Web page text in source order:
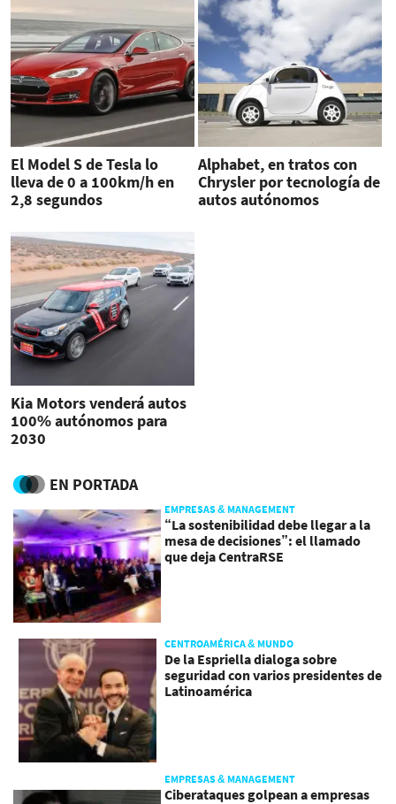
El Model S de Tesla lo
lleva de 0 a 100km/h en
2,8 segundos
Alphabet, en tratos con
Chrysler por tecnología de
autos autónomos
Kia Motors venderá autos
100% autónomos para
2030
EN PORTADA
EMPRESAS & MANAGEMENT
“La sostenibilidad debe llegar a la
mesa de decisiones”: el llamado
que deja CentraRSE
CENTROAMÉRICA & MUNDO
De la Espriella dialoga sobre
seguridad con varios presidentes de
Latinoamérica
EMPRESAS & MANAGEMENT
Ciberataques golpean a empresas